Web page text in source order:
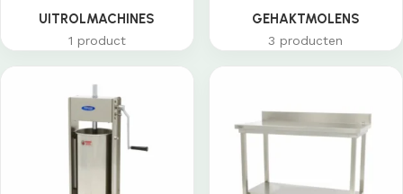
UITROLMACHINES
1 product
GEHAKTMOLENS
3 producten